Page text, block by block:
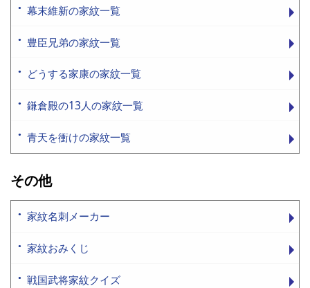
幕末維新の家紋一覧
豊臣兄弟の家紋一覧
どうする家康の家紋一覧
鎌倉殿の13人の家紋一覧
青天を衝けの家紋一覧
その他
家紋名刺メーカー
家紋おみくじ
戦国武将家紋クイズ